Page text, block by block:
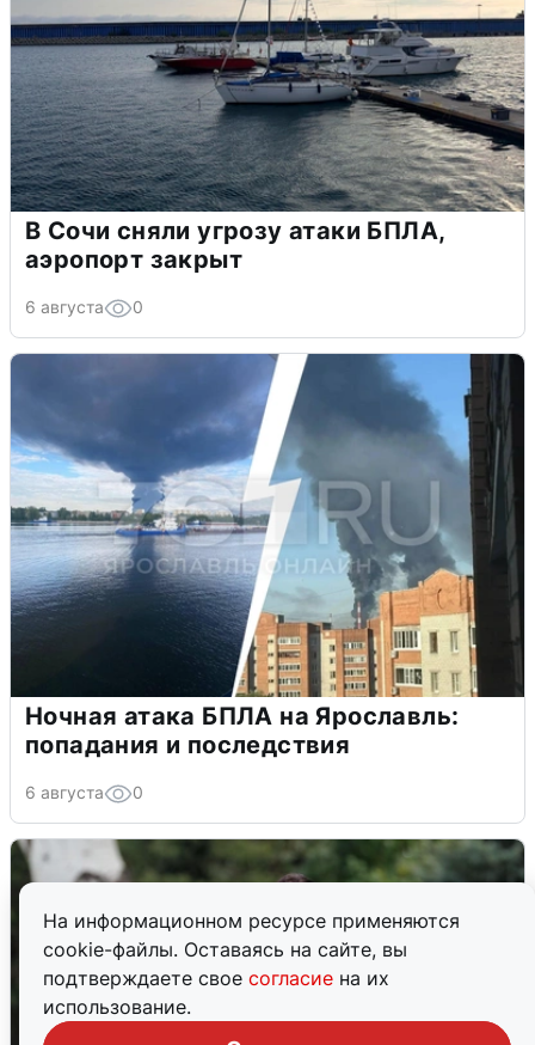
На информационном ресурсе применяются
cookie-файлы. Оставаясь на сайте, вы
подтверждаете свое согласие на их
использование.
В Сочи сняли угрозу атаки БПЛА,
аэропорт закрыт
6 августа 0
Ночная атака БПЛА на Ярославль:
попадания и последствия
6 августа 0